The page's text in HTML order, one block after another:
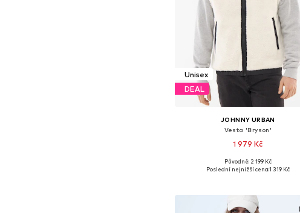
Unisex
DEAL
JOHNNY URBAN
Vesta 'Bryson'
1 979 Kč
Dostupné velikosti: XS, S, M, L, XXL
Původně: 2 199 Kč
Poslední nejnižší cena:1 319 Kč